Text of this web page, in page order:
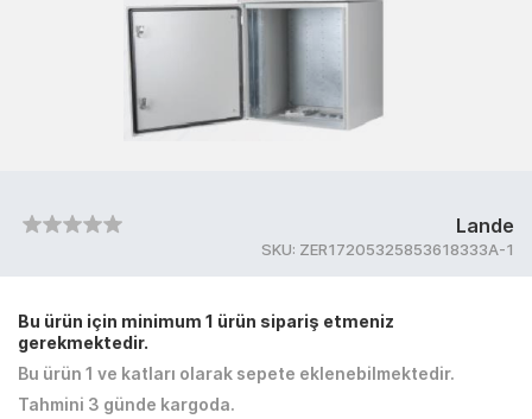
Lande
SKU: ZER17205325853618333A-1
Bu ürün için minimum 1 ürün sipariş etmeniz
gerekmektedir.
Bu ürün 1 ve katları olarak sepete eklenebilmektedir.
Tahmini 3 günde kargoda.